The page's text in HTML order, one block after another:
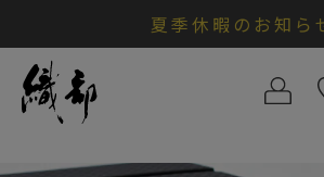
夏季休暇のお知ら